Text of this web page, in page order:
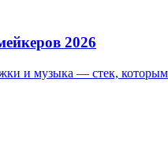
2026
и музыка — стек, которым